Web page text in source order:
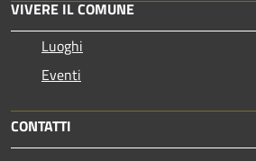
VIVERE IL COMUNE
Luoghi
Eventi
CONTATTI